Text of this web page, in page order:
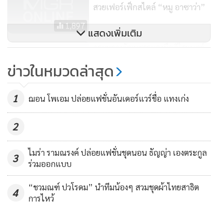
1,897
สวยเฟอร์เฟ็กสไตล์ “หมู อาซาว่า”
1,581
กระทรวงวัฒนธรรมจูงมือดีไซเนอร์
ตลาดโลก
แสดงเพิ่มเติม
ข่าวในหมวดล่าสุด
1 ฌอน โพเอม ปล่อยแฟชั่นอันเดอร์แวร์ชื่อ แทงเก่ง
2
3
ไมร่า รามณรงค์ ปล่อยแฟชั่นชุดนอน ธัญญ่า เองตระกูล
ร่วมออกแบบ
4
“ชวมณฑ์ ปวโรดม” นำทีมน้องๆ สวมชุดผ้าไทยสาธิต
การไหว้